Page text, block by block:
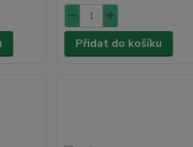
Přidat do košíku